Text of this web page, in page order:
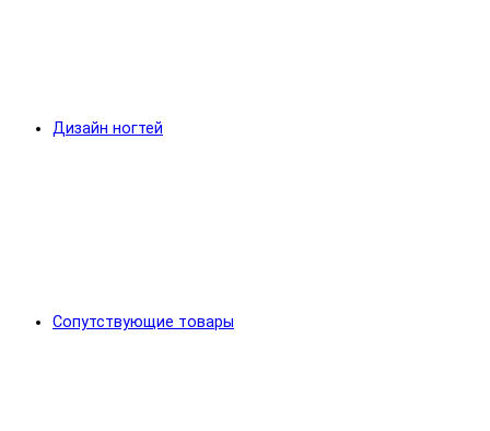
Дизайн ногтей
Сопутствующие товары